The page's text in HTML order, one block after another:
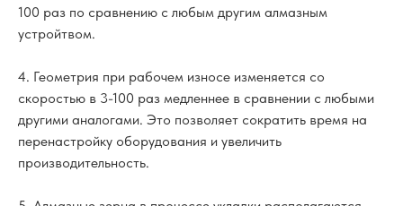
100 раз по сравнению с любым другим алмазным
устройтвом.
4. Геометрия при рабочем износе изменяется со
скоростью в 3-100 раз медленнее в сравнении с любыми
другими аналогами. Это позволяет сократить время на
перенастройку оборудования и увеличить
производительность.